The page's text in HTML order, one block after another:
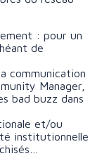
: pour un
de
communication
Manager,
bad buzz dans
et/ou
institutionnelle